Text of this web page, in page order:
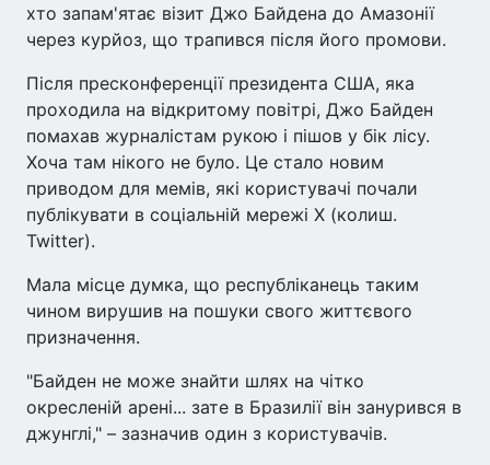
хто запам'ятає візит Джо Байдена до Амазонії
через курйоз, що трапився після його промови.
Після пресконференції президента США, яка
проходила на відкритому повітрі, Джо Байден
помахав журналістам рукою і пішов у бік лісу.
Хоча там нікого не було. Це стало новим
приводом для мемів, які користувачі почали
публікувати в соціальній мережі Х (колиш.
Twitter).
Мала місце думка, що республіканець таким
чином вирушив на пошуки свого життєвого
призначення.
"Байден не може знайти шлях на чітко
окресленій арені... зате в Бразилії він занурився в
джунглі," – зазначив один з користувачів.